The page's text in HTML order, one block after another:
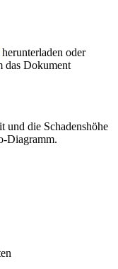
herunterladen oder
das Dokument
und die Schadenshöhe
Diagramm.